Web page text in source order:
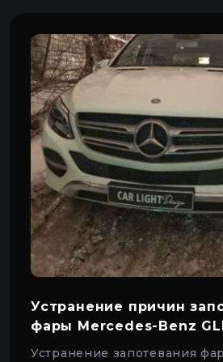
Устранение причин
фары Mercedes-Benz
Устранение запотевания